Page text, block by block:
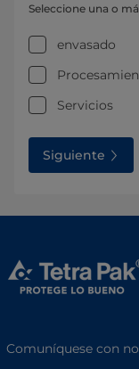
Seleccione una o
envasado
Servicios
Siguiente
Comuníquese con